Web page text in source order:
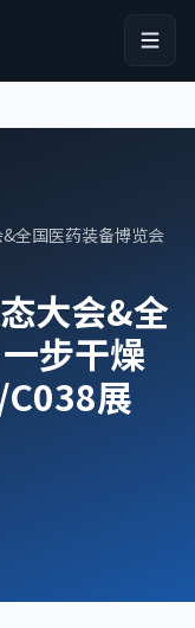
全国医药装备博览会
大会&全
步干燥
展